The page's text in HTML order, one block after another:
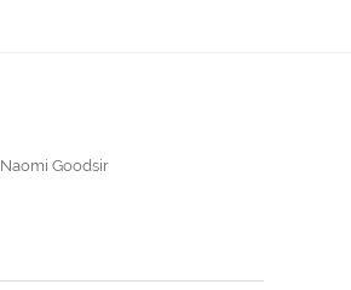
Naomi Goodsir